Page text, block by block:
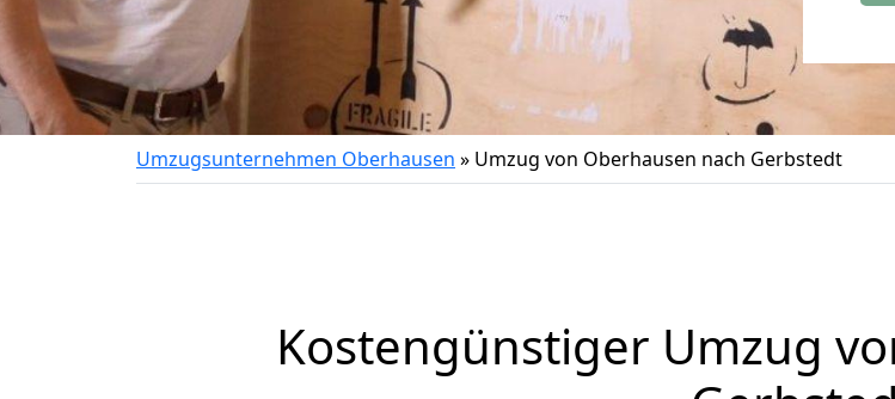
Umzugsunternehmen Oberhausen » Umzug von Oberhausen nach Gerbstedt
Kostengünstiger Umzug